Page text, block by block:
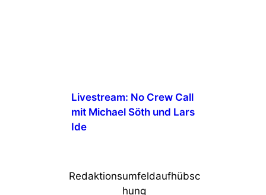
Livestream: No Crew Call
mit Michael Söth und Lars
Ide
Redaktionsumfeldaufhübsc
hung